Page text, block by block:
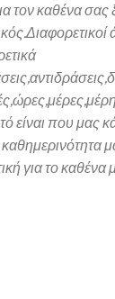
τον καθένα σας
Διαφορετικοί
είναι που μας
για το καθένα